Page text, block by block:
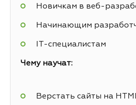
Новичкам в веб-
Начинающим
IT-специалистам
Чему научат:
Верстать сайты на